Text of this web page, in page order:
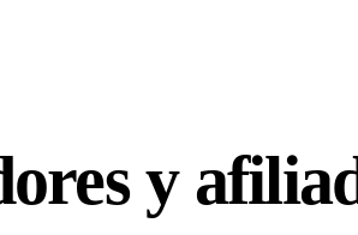
y